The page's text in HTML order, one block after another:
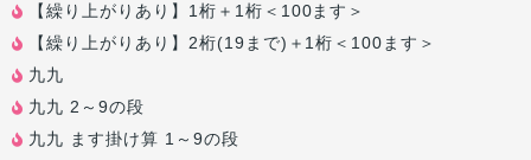
【繰り上がりあり】1桁＋1桁＜100ます＞
【繰り上がりあり】2桁(19まで)＋1桁＜100ます＞
九九
九九 2～9の段
九九 ます掛け算 1～9の段